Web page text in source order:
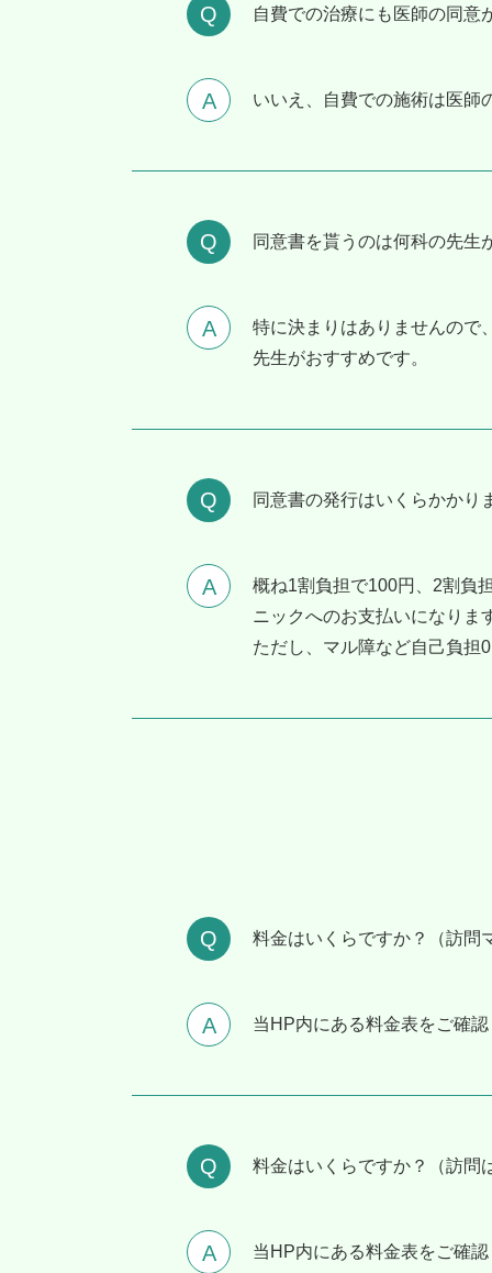
⾃費での治療にも医師の同意
いいえ、自費での施術は医師
同意書を貰うのは何科の先⽣
特に決まりはありませんので
先生がおすすめです。
同意書の発⾏はいくらかかり
概ね1割負担で100円、2割負
ニックへのお支払いになりま
ただし、マル障など自己負担
料⾦はいくらですか？（訪問
当HP内にある料金表をご確
料⾦はいくらですか？（訪問
当HP内にある料金表をご確